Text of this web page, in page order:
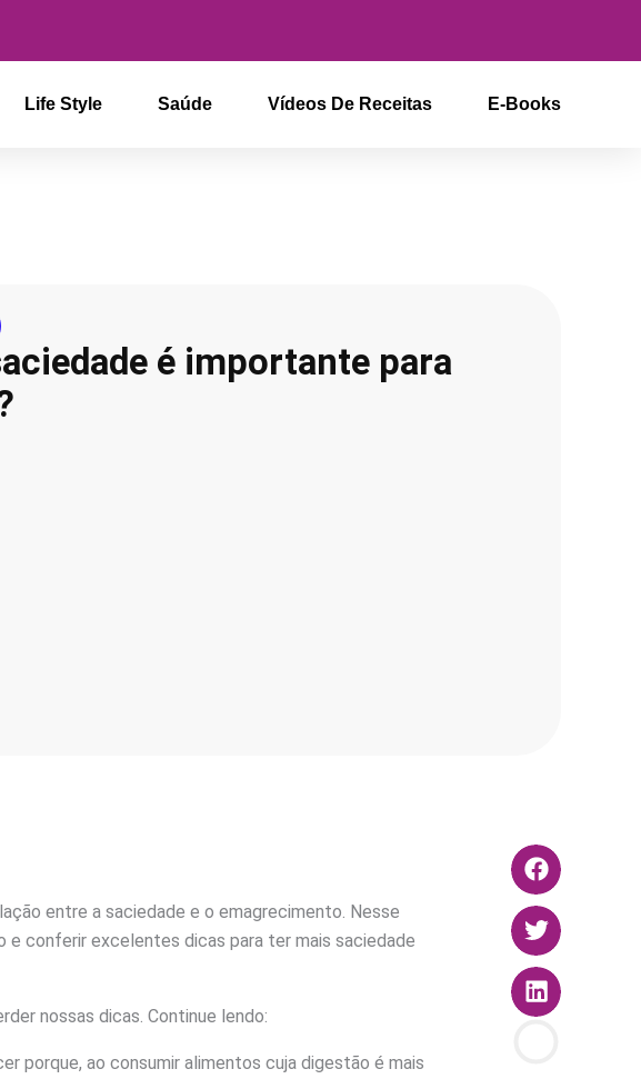
Life Style Saúde Vídeos De Receitas E-Books
é importante para
entre a saciedade e o emagrecimento. Nesse
e conferir excelentes dicas para ter mais saciedade
nossas dicas. Continue lendo:
porque, ao consumir alimentos cuja digestão é mais